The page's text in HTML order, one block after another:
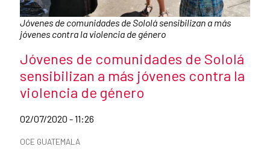
Caption:
Jóvenes de comunidades de Sololá sensibilizan a más
jóvenes contra la violencia de género
News title
Jóvenes de comunidades de Sololá
sensibilizan a más jóvenes contra la
violencia de género
Date of publication of the news item
02/07/2020 - 11:26
News categories
OCE GUATEMALA